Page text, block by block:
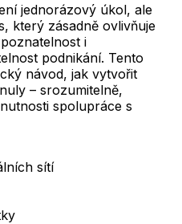
jednorázový úkol, ale
který zásadně ovlivňuje
i
podnikání. Tento
návod, jak vytvořit
– srozumitelně,
spolupráce s
sítí